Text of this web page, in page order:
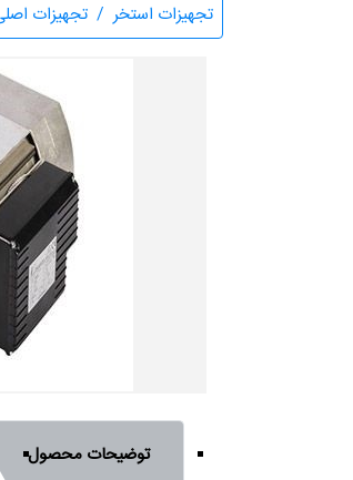
تجهیزات استخر تجهیزات
توضیحات محصول